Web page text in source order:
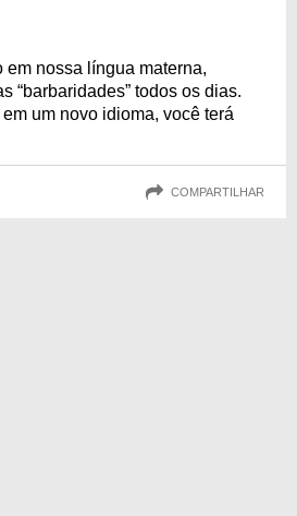
em nossa língua materna,
“barbaridades” todos os dias.
um novo idioma, você terá
COMPARTILHAR